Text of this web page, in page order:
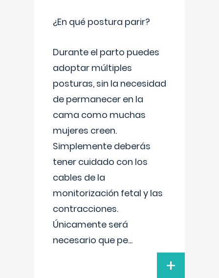
¿En qué postura parir?
Durante el parto puedes
adoptar múltiples
posturas, sin la necesidad
de permanecer en la
cama como muchas
mujeres creen.
Simplemente deberás
tener cuidado con los
cables de la
monitorización fetal y las
contracciones.
Únicamente será
necesario que pe...
+